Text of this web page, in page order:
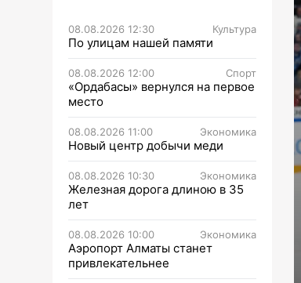
08.08.2026 12:30 Культура
По улицам нашей памяти
08.08.2026 12:00 Спорт
«Ордабасы» вернулся на первое
место
08.08.2026 11:00 Экономика
Новый центр добычи меди
08.08.2026 10:30 Экономика
Железная дорога длиною в 35
лет
08.08.2026 10:00 Экономика
Аэропорт Алматы станет
привлекательнее